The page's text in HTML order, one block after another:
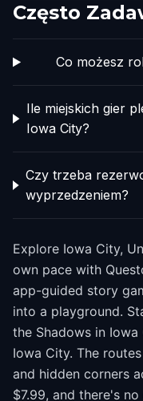
Często
Co możesz
Ile miejskich gier
Iowa City?
Czy trzeba
wyprzedzeniem?
Explore Iowa City,
own pace with
app-guided story
into a playground.
the Shadows in
Iowa City. The
and hidden corners
$7.99, and there's